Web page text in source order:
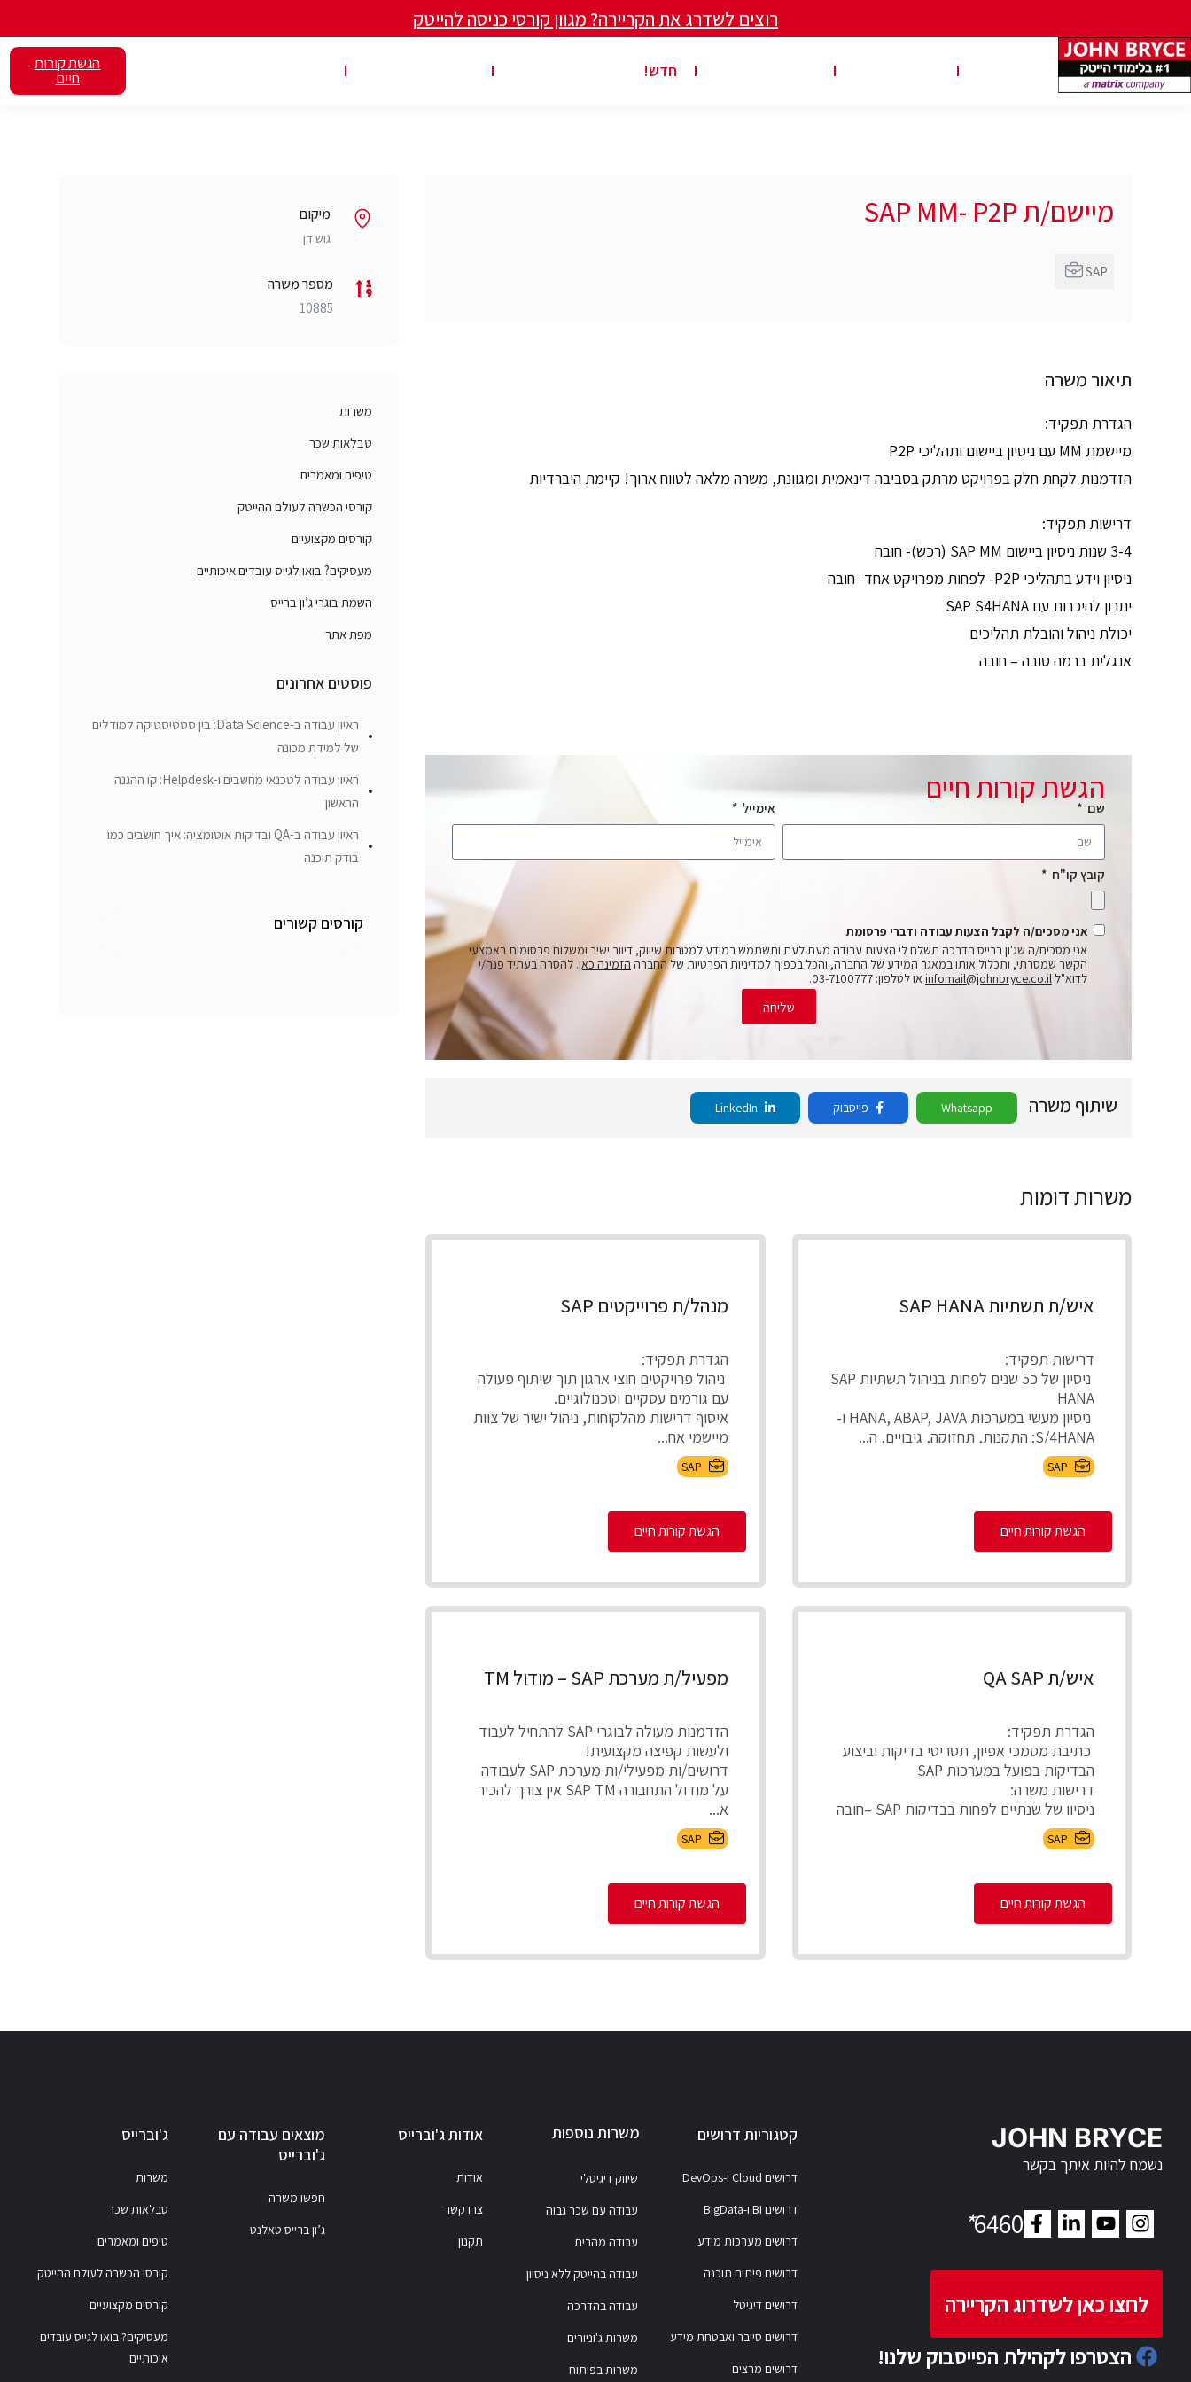
רוצים לשדרג את הקריירה? מגוון קורסי כניסה להייטק
חדש! הגשת קורות
חיים
מיישם/ת SAP MM- P2P
תיאור משרה
הגדרת תפקיד:
מיישמת MM עם ניסיון ביישום ותהליכי P2P
הזדמנות לקחת חלק בפרויקט מרתק בסביבה דינאמית ומגוונת, משרה מלאה לטווח ארוך! קיימת היברדיות
דרישות תפקיד:
3-4 שנות ניסיון ביישום SAP MM (רכש)- חובה
ניסיון וידע בתהליכי P2P- לפחות מפרויקט אחד- חובה
יתרון להיכרות עם SAP S4HANA
יכולת ניהול והובלת תהליכים
אנגלית ברמה טובה – חובה
הגשת קורות חיים
שם אימייל
קובץ קו"ח
אני מסכים/ה לקבל הצעות עבודה ודברי פרסומת
אני מסכים/ה שג'ון ברייס הדרכה תשלח לי הצעות עבודה מעת לעת ותשתמש במידע למטרות שיווק, דיוור ישיר ומשלוח פרסומות באמצעי
הקשר שמסרתי, ותכלול אותו במאגר המידע של החברה, והכל בכפוף למדיניות הפרטיות של החברה הזמינה כאן. להסרה בעתיד פנה/י
לדוא"ל infomail@johnbryce.co.il או לטלפון: 03-7100777.
שליחה
שיתוף משרה Whatsapp פייסבוק
משרות דומות
איש/ת תשתיות SAP HANA
דרישות תפקיד:
ניסיון של כ5 שנים לפחות בניהול תשתיות SAP
HANA
ניסיון מעשי במערכות HANA, ABAP, JAVA ו-
S/4HANA: התקנות, תחזוקה, גיבויים, ה...
SAP
הגשת קורות חיים
מנהל/ת פרוייקטים SAP
הגדרת תפקיד:
ניהול פרויקטים חוצי ארגון תוך שיתוף פעולה
עם גורמים עסקיים וטכנולוגיים.
איסוף דרישות מהלקוחות, ניהול ישיר של צוות
מיישמי אח...
SAP
הגשת קורות חיים
איש/ת QA SAP
הגדרת תפקיד:
כתיבת מסמכי אפיון, תסריטי בדיקות וביצוע
הבדיקות בפועל במערכות SAP
דרישות משרה:
ניסיון של שנתיים לפחות בבדיקות SAP –חובה
ידע...SAP
הגשת קורות חיים
מפעיל/ת מערכת SAP – מודול TM
הזדמנות מעולה לבוגרי SAP להתחיל לעבוד
ולעשות קפיצה מקצועית!
דרושים/ות מפעילי/ות מערכת SAP לעבודה
על מודול התחבורה SAP TM אין צורך להכיר
א...
SAP
הגשת קורות חיים
מיקום
גוש דן
מספר משרה
10885
משרות
טבלאות שכר
טיפים ומאמרים
קורסי הכשרה לעולם ההייטק
קורסים מקצועיים
מעסיקים? בואו לגייס עובדים איכותיים
השמת בוגרי ג’ון ברייס
מפת אתר
פוסטים אחרונים
ראיון עבודה ב-Data Science: בין סטטיסטיקה למודלים
של למידת מכונה
ראיון עבודה לטכנאי מחשבים ו-Helpdesk: קו ההגנה
הראשון
ראיון עבודה ב-QA ובדיקות אוטומציה: איך חושבים כמו
בודק תוכנה
קורסים קשורים
JOHN BRYCE
נשמח להיות איתך בקשר
6460
*
לחצו כאן לשדרוג הקריירה
הצטרפו לקהילת הפייסבוק שלנו!
קטגוריות דרושים
דרושים Cloud ו-DevOps
דרושים BI ו-BigData
דרושים מערכות מידע
דרושים פיתוח תוכנה
דרושים דיגיטל
דרושים סייבר ואבטחת מידע
דרושים מרצים
משרות נוספות
שיווק דיגיטלי
עבודה עם שכר גבוה
עבודה מהבית
עבודה בהייטק ללא ניסיון
עבודה בהדרכה
משרות ג'וניורים
משרות בפיתוח
אודות ג'וברייס
אודות
צרו קשר
תקנון
מוצאים עבודה עם
ג'וברייס
חפשו משרה
ג’ון ברייס טאלנט
ג'וברייס
משרות
טבלאות שכר
טיפים ומאמרים
קורסי הכשרה לעולם ההייטק
קורסים מקצועיים
מעסיקים? בואו לגייס עובדים
איכותיים